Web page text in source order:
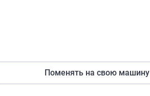
Поменять на свою машину